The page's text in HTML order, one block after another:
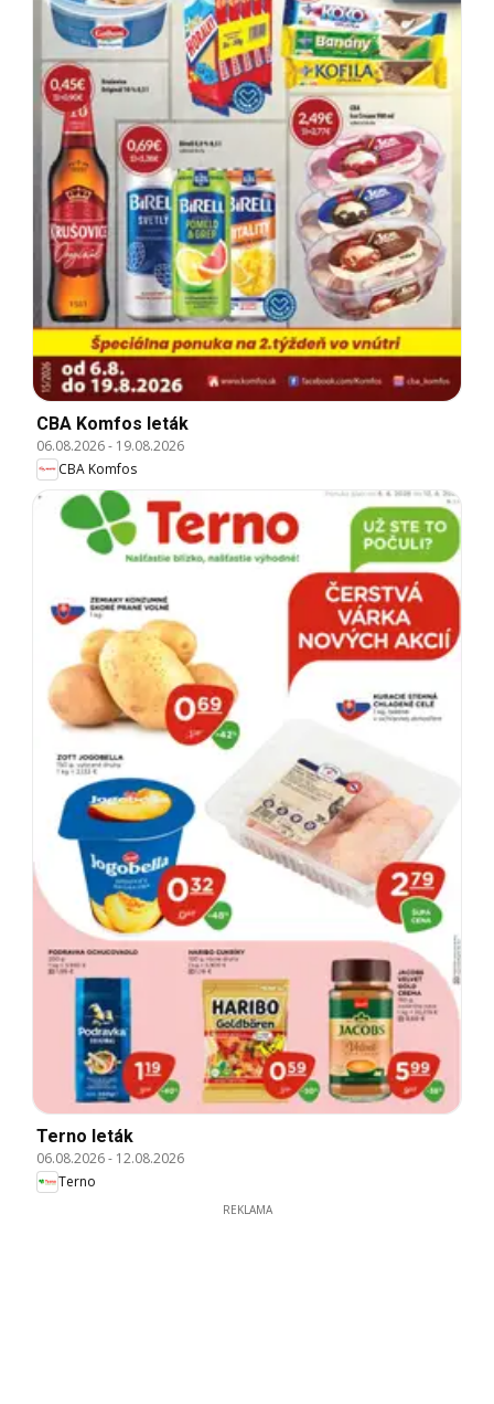
CBA Komfos leták
06.08.2026- 19.08.2026
CBA Komfos
Terno leták
06.08.2026- 12.08.2026
Terno
REKLAMA